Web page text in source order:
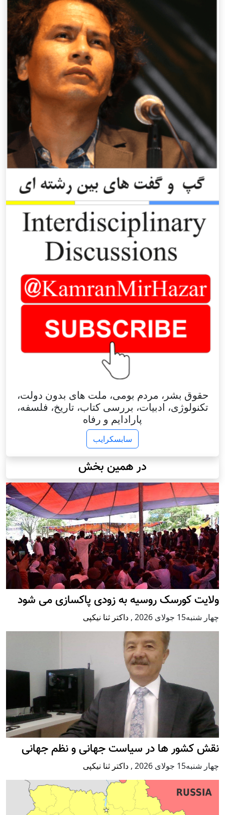
حقوق بشر، مردم بومی، ملت های بدون دولت،
تکنولوژی، ادبیات، بررسی کتاب، تاریخ، فلسفه،
پارادایم و رفاه
سابسکرایب
در همین بخش
ولایت کورسک روسیه به زودی پاکسازی می شود
چهار شنبه15 جولای 2026 , داکتر ثنا نیکپی
نقش کشور ها در سیاست جهانی و نظم جهانی
چهار شنبه15 جولای 2026 , داکتر ثنا نیکپی